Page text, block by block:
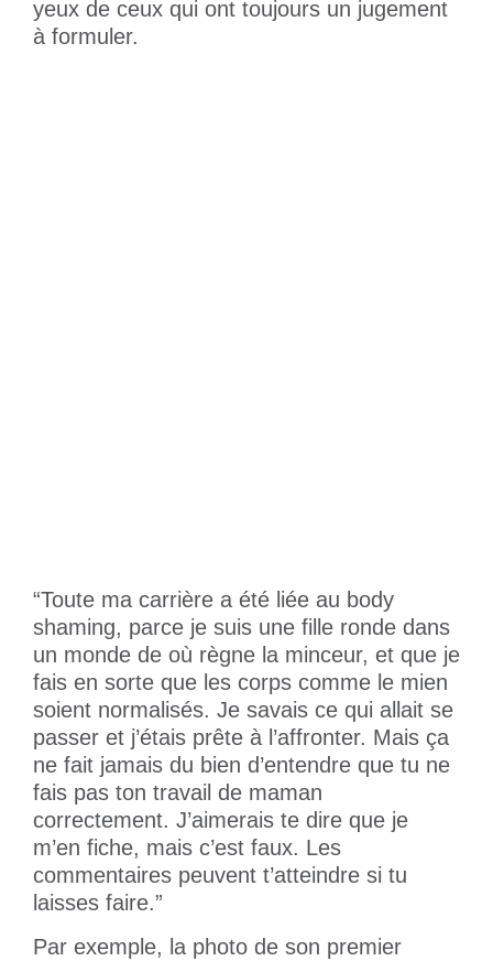
yeux de ceux qui ont toujours un jugement
à formuler.
“Toute ma carrière a été liée au body
shaming, parce je suis une fille ronde dans
un monde de où règne la minceur, et que je
fais en sorte que les corps comme le mien
soient normalisés. Je savais ce qui allait se
passer et j’étais prête à l’affronter. Mais ça
ne fait jamais du bien d’entendre que tu ne
fais pas ton travail de maman
correctement. J’aimerais te dire que je
m’en fiche, mais c’est faux. Les
commentaires peuvent t’atteindre si tu
laisses faire.”
Par exemple, la photo de son premier